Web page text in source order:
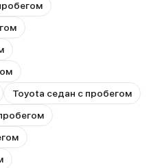
Toyota седан с пробегом